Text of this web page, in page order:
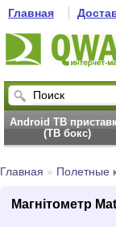
Главная
Android ТВ
(ТВ бокс)
Главная » Полетные
Магнітометр